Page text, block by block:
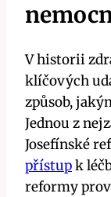
V historii
klíčových
způsob,
Jednou z
Josefínské
přístupk
reformy